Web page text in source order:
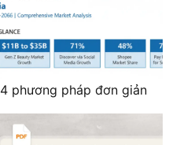
phương pháp đơn giản